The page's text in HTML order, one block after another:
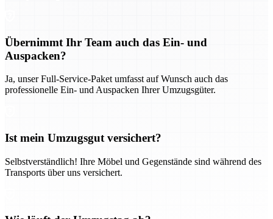
Übernimmt Ihr Team auch das Ein- und
Auspacken?
Ja, unser Full-Service-Paket umfasst auf Wunsch auch das
professionelle Ein- und Auspacken Ihrer Umzugsgüter.
Ist mein Umzugsgut versichert?
Selbstverständlich! Ihre Möbel und Gegenstände sind während des
Transports über uns versichert.